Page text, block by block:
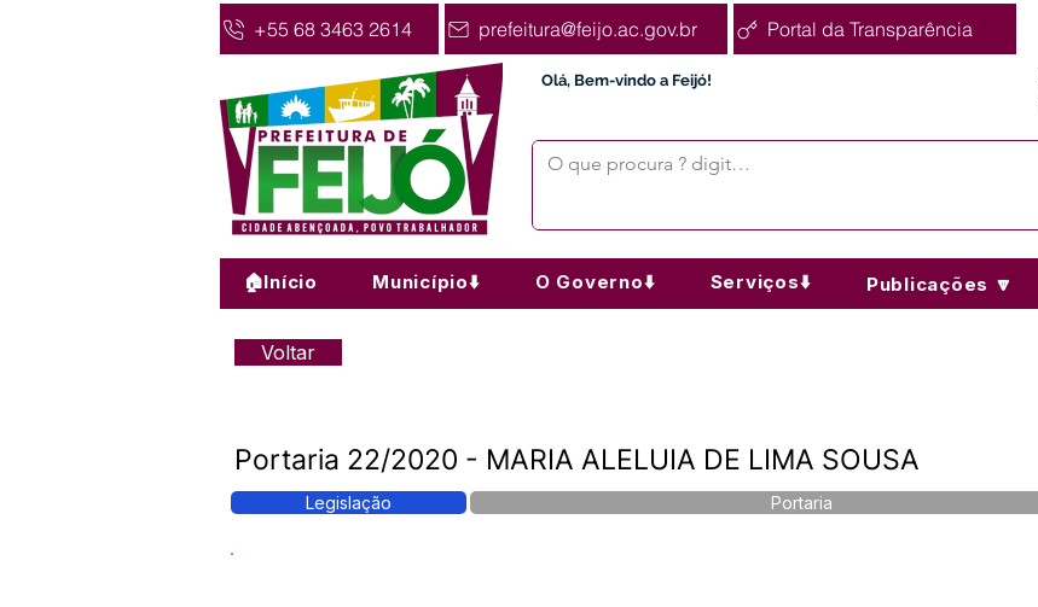
+55 68 3463 2614 prefeitura@feijo.ac.gov.br Portal da Transparência
Olá, Bem-vindo a Feijó!
🏠Início Município⬇️ O Governo⬇️ Serviços⬇️ Publicações 🔽
Voltar
Portaria 22/2020 - MARIA ALELUIA DE LIMA SOUSA
Legislação Portaria